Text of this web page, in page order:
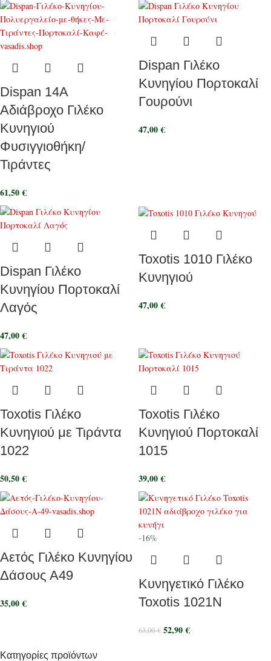
Κατηγορίες προϊόντων
Dispan 14A
Αδιάβροχο Γιλέκο
Κυνηγιού
Φυσιγγιοθήκη/
Τιράντες
61,50€
Dispan Γιλέκο
Κυνηγίου Πορτοκαλί
Γουρούνι
47,00€
Dispan Γιλέκο
Κυνηγίου Πορτοκαλί
Λαγός
47,00€
Toxotis 1010 Γιλέκο
Κυνηγιού
47,00€
Toxotis Γιλέκο
Κυνηγιού με Τιράντα
1022
50,50€
Toxotis Γιλέκο
Κυνηγιού Πορτοκαλί
1015
39,00€
Αετός Γιλέκο Κυνηγίου
Δάσους Α49
35,00€
-16%
Κυνηγετικό Γιλέκο
Toxotis 1021N
63,00€ 52,90€